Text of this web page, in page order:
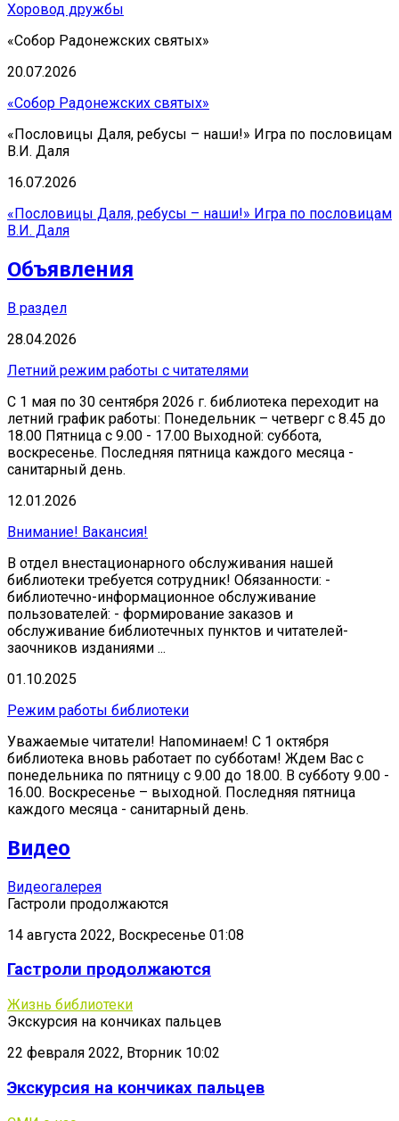
Хоровод дружбы
«Собор Радонежских святых»
20.07.2026
«Собор Радонежских святых»
«Пословицы Даля, ребусы – наши!» Игра по пословицам
В.И. Даля
16.07.2026
«Пословицы Даля, ребусы – наши!» Игра по пословицам
В.И. Даля
Объявления
В раздел
28.04.2026
Летний режим работы с читателями
С 1 мая по 30 сентября 2026 г. библиотека переходит на
летний график работы: Понедельник – четверг с 8.45 до
18.00 Пятница с 9.00 - 17.00 Выходной: суббота,
воскресенье. Последняя пятница каждого месяца -
санитарный день.
12.01.2026
Внимание! Вакансия!
В отдел внестационарного обслуживания нашей
библиотеки требуется сотрудник! Обязанности: -
библиотечно-информационное обслуживание
пользователей: - формирование заказов и
обслуживание библиотечных пунктов и читателей-
заочников изданиями ...
01.10.2025
Режим работы библиотеки
Уважаемые читатели! Напоминаем! С 1 октября
библиотека вновь работает по субботам! Ждем Вас с
понедельника по пятницу с 9.00 до 18.00. В субботу 9.00 -
16.00. Воскресенье – выходной. Последняя пятница
каждого месяца - санитарный день.
Видео
Видеогалерея
Гастроли продолжаются
14 августа 2022, Воскресенье 01:08
Гастроли продолжаются
Жизнь библиотеки
Экскурсия на кончиках пальцев
22 февраля 2022, Вторник 10:02
Экскурсия на кончиках пальцев